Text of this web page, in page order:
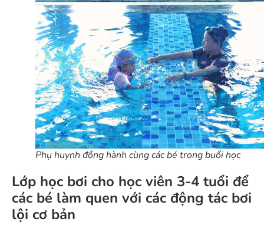
Phụ huynh đồng hành cùng các bé trong buổi học
Lớp học bơi cho học viên 3-4 tuổi để
các bé làm quen với các động tác bơi
lội cơ bản